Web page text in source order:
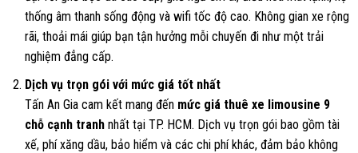
thống âm thanh sống động và wifi tốc độ cao. Không gian xe rộng
rãi, thoải mái giúp bạn tận hưởng mỗi chuyến đi như một trải
nghiệm đẳng cấp.
Dịch vụ trọn gói với mức giá tốt nhất
Tấn An Gia cam kết mang đến mức giá thuê xe limousine 9
chỗ cạnh tranhnhất tại TP. HCM. Dịch vụ trọn gói bao gồm tài
xế, phí xăng dầu, bảo hiểm và các chi phí khác, đảm bảo không